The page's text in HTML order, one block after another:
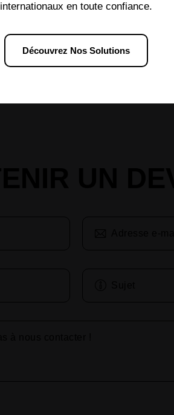
internationaux en toute confiance.
Découvrez Nos Solutions